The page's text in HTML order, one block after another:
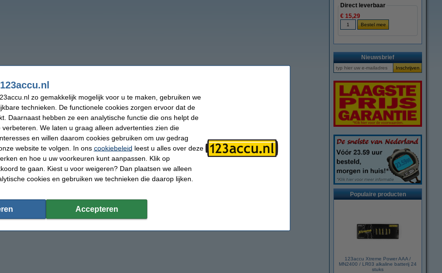
Direct leverbaar
€ 15,29
Nieuwsbrief
Populaire producten
123accu Xtreme Power AAA /
MN2400 / LR03 alkaline batterij 24
stuks
zo gemakkelijk mogelijk voor u te maken, gebruiken we
technieken. De functionele cookies zorgen ervoor dat de
Daarnaast hebben ze een analytische functie die ons helpt de
verbeteren. We laten u graag alleen advertenties zien die
en willen daarom cookies gebruiken om uw gedrag
website te volgen. In ons cookiebeleid leest u alles over deze
en hoe u uw voorkeuren kunt aanpassen. Klik op
te gaan. Kiest u voor weigeren? Dan plaatsen we alleen
cookies en gebruiken we technieken die daarop lijken.
Accepteren